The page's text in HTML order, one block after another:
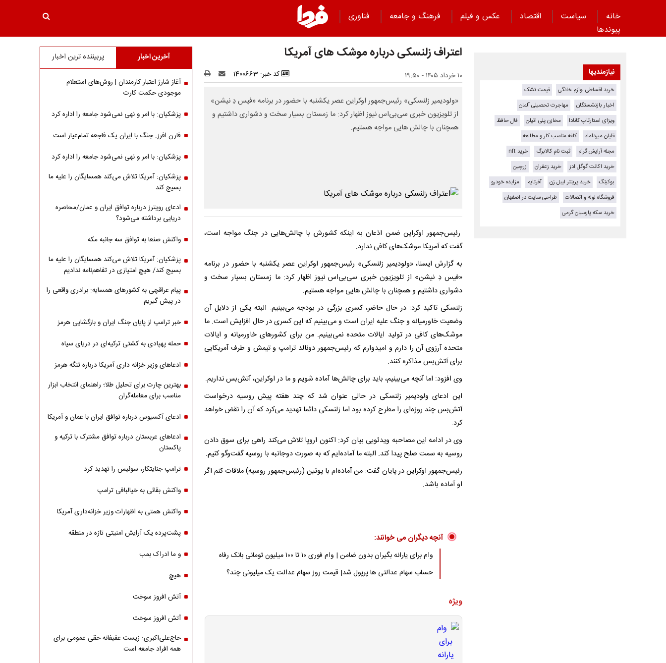
خانه سیاست اقتصاد عکس و فیلم فرهنگ و جامعه
فناوری
پیوند‌ها
اعتراف زلنسکی درباره موشک های آمریکا
۱۰ خرداد ۱۴۰۵ - ۱۹:۵۰ کد خبر: 1400663
«ولودیمیر زلنسکی» رئیس‌جمهور اوکراین عصر یکشنبه با حضور در برنامه «فیس دِ نیشن»
از تلویزیون خبری سی‌بی‌اس نیوز اظهار کرد: ما زمستان بسیار سخت و دشواری داشتیم و
همچنان با چالش هایی مواجه هستیم.
رئیس‌جمهور اوکراین ضمن اذعان به اینکه کشورش با چالش‌هایی در جنگ مواجه است،
گفت که آمریکا موشک‌های کافی ندارد.
به گزارش ایسنا، «ولودیمیر زلنسکی» رئیس‌جمهور اوکراین عصر یکشنبه با حضور در برنامه
«فیس دِ نیشن» از تلویزیون خبری سی‌بی‌اس نیوز اظهار کرد: ما زمستان بسیار سخت و
دشواری داشتیم و همچنان با چالش هایی مواجه هستیم.
زلنسکی تاکید کرد: در حال حاضر، کسری بزرگی در بودجه می‌بینیم. البته یکی از دلایل آن
وضعیت خاورمیانه و جنگ علیه ایران است و می‌بینیم که این کسری در حال افزایش است. ما
موشک‌های کافی در تولید ایالات متحده نمی‌بینیم. من برای کشورهای خاورمیانه و ایالات
متحده آرزوی آن را دارم و امیدوارم که رئیس‌جمهور دونالد ترامپ و تیمش و طرف آمریکایی
برای آتش‌بس مذاکره کنند.
وی افزود: اما آنچه می‌بینیم، باید برای چالش‌ها آماده شویم و ما در اوکراین، آتش‌بس نداریم.
این ادعای ولودیمیر زلنسکی در حالی عنوان شد که چند هفته پیش روسیه درخواست
آتش‌بس چند روزه‌ای را مطرح کرده بود اما زلنسکی دائما تهدید می‌کرد که آن را نقض خواهد
کرد.
وی در ادامه این مصاحبه ویدئویی بیان کرد: اکنون اروپا تلاش می‌کند راهی برای سوق دادن
روسیه به سمت صلح پیدا کند. البته ما آماده‌ایم که به صورت دوجانبه با روسیه گفت‌وگو کنیم.
رئیس‌جمهور اوکراین در پایان گفت: من آماده‌ام با پوتین (رئیس‌جمهور روسیه) ملاقات کنم اگر
او آماده باشد.
آنچه دیگران می خوانند:
وام برای یارانه بگیران بدون ضامن | وام فوری ۱۰ تا ۱۰۰ میلیون تومانی بانک رفاه
حساب سهام عدالتی ها پرپول شد| قیمت روز سهام عدالت یک میلیونی چند؟
ویژه
نیازمندیها
خرید اقساطی لوازم خانگی
قیمت تشک
اخبار بازنشستگان
مهاجرت تحصیلی آلمان
ویزای استارتاپ کانادا
مخازن پلی اتیلن
فال حافظ
قلیان میرداماد
کافه مناسب کار و مطالعه
مجله آرایش گرام
ثبت نام کالابرگ
خرید nft
خرید اکانت گوگل ادز
خرید زعفران
زرچین
بوکینگ
خرید پرینتر لیبل زن آفرتایم
مزایده خودرو
فروشگاه لوله و اتصالات
طراحی سایت در اصفهان
خرید سکه پارسیان گرمی
آخرین اخبار پربیننده ترین اخبار
آغاز شارژ اعتبار کارمندان | روش‌های استعلام
موجودی حکمت کارت
پزشکیان: با امر و نهی نمی‌شود جامعه را اداره کرد
فارن افرز: جنگ با ایران یک فاجعه تمام‌عیار است
پزشکیان: با امر و نهی نمی‌شود جامعه را اداره کرد
پزشکیان: آمریکا تلاش می‌کند همسایگان را علیه ما
بسیج کند
ادعای رویترز درباره توافق ایران و عمان/محاصره
دریایی برداشته می‌شود؟
واکنش صنعا به توافق سه جانبه مکه
پزشکیان: آمریکا تلاش می‌کند همسایگان را علیه ما
بسیج کند/ هیچ امتیازی در تفاهم‌نامه ندادیم
پیام عراقچی به کشورهای همسایه: برادری واقعی را
در پیش گیریم
خبر ترامپ از پایان جنگ ایران و بازگشایی هرمز
حمله پهپادی به کشتی ترکیه‌ای در دریای سیاه
ادعاهای وزیر خزانه داری آمریکا درباره تنگه هرمز
بهترین چارت برای تحلیل طلا؛ راهنمای انتخاب ابزار
مناسب برای معامله‌گران
ادعای آکسیوس درباره توافق ایران با عمان و آمریکا
ادعاهای عربستان درباره توافق مشترک با ترکیه و
پاکستان
ترامپ جنایتکار، سوئیس را تهدید کرد
واکنش بقائی به خیالبافی ترامپ
واکنش همتی به اظهارات وزیر خزانه‌داری آمریکا
پشت‌پرده یک آرایش امنیتی تازه در منطقه
و ما ادراک بمب
هیچ
آتش افروز سوخت
آتش افروز سوخت
حاج‌علی‌اکبری: زیست عفیفانه حقی عمومی برای
همه افراد جامعه است